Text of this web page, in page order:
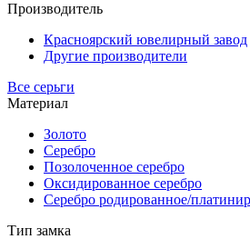
Производитель
Красноярский ювелирный завод
Другие производители
Все серьги
Материал
Золото
Серебро
Позолоченное серебро
Оксидированное серебро
Серебро родированное/
Тип замка